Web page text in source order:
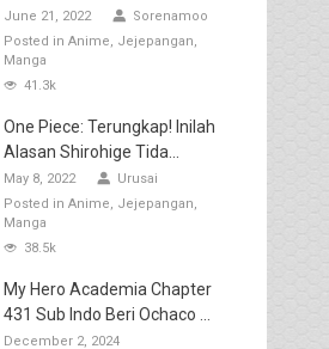
June 21, 2022
Sorenamoo
Posted in Anime
Jejepangan
Manga
41.3k
One Piece: Terungkap! Inilah
Alasan Shirohige Tida...
May 8, 2022
Urusai
Posted in Anime
Jejepangan
Manga
38.5k
My Hero Academia Chapter
431 Sub Indo Beri Ochaco ...
December 2, 2024